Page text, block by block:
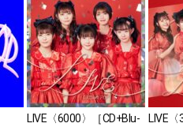
LIVE〈6000〉［CD+Blu-
LIVE〈